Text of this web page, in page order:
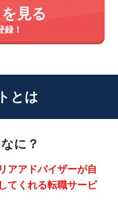
見る
録！
とは
に？
アアドバイザーが自
てくれる転職サービ